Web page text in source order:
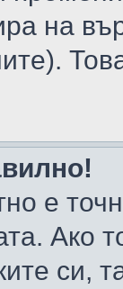
на
е
Ако
си,